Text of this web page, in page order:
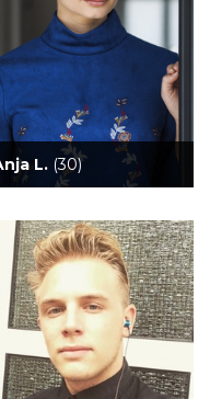
L. (30)